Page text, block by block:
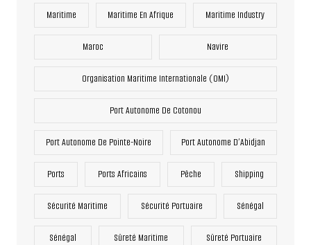
Maritime Maritime En Afrique Maritime Industry
Maroc Navire
Organisation Maritime Internationale (OMI)
Port Autonome De Cotonou
Port Autonome De Pointe-Noire Port Autonome D’Abidjan
Ports Ports Africains Pêche Shipping
Sécurité Maritime Sécurité Portuaire Sénégal
Sénégal Sûreté Maritime Sûreté Portuaire